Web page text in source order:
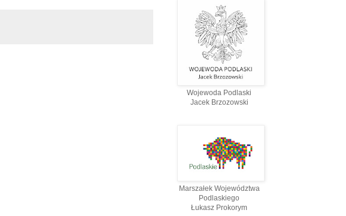
Wojewoda Podlaski
Jacek Brzozowski
Marszałek Województwa
Podlaskiego
Łukasz Prokorym